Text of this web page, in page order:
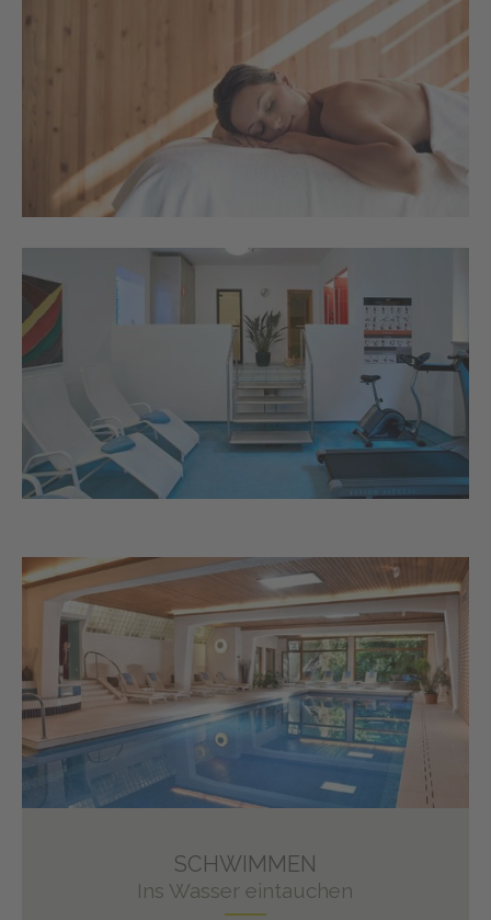
SCHWIMMEN
Ins Wasser eintauchen